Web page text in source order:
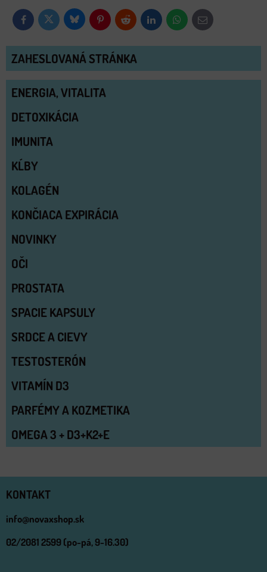
FacebookTwitter Bluesky PinterestReddit LinkedInWhatsApp
E-
mail
ZAHESLOVANÁ STRÁNKA
ENERGIA, VITALITA
DETOXIKÁCIA
IMUNITA
KĹBY
KOLAGÉN
KONČIACA EXPIRÁCIA
NOVINKY
OČI
PROSTATA
SPACIE KAPSULY
SRDCE A CIEVY
TESTOSTERÓN
VITAMÍN D3
PARFÉMY A KOZMETIKA
OMEGA 3 + D3+K2+E
KONTAKT
info@novaxshop.sk
02/2081 2599 (po-pá, 9-16.30)